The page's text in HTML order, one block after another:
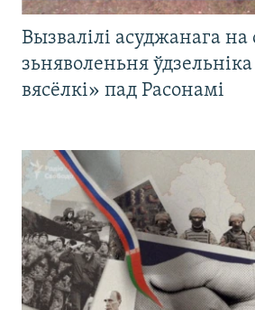
Вызвалілі асуджанага на
зьняволеньня ўдзельніка
вясёлкі» пад Расонамі